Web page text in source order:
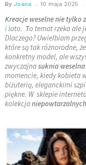
By Joana 10 maja 2025
Kreacje weselne nie tylko
ilato. To temat rzeka ale
Dlaczego? Uwielbiam
które są tak różnorodne,
konkretny model, ale
zwyczajnasuknia weselna
momencie, kiedy kobieta
biżuterią, eleganckimi
piękne. W sklepie
kolekcjaniepowtarzalnych